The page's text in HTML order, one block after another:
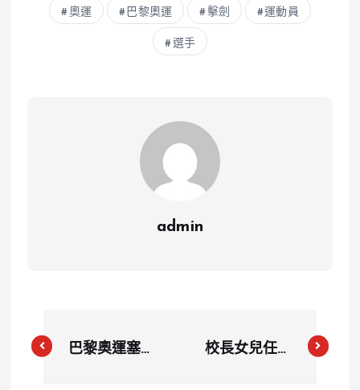
奧運 巴黎奧運 擊劍 運動員
選手
admin
巴黎奧運塞納
校長女兒任職